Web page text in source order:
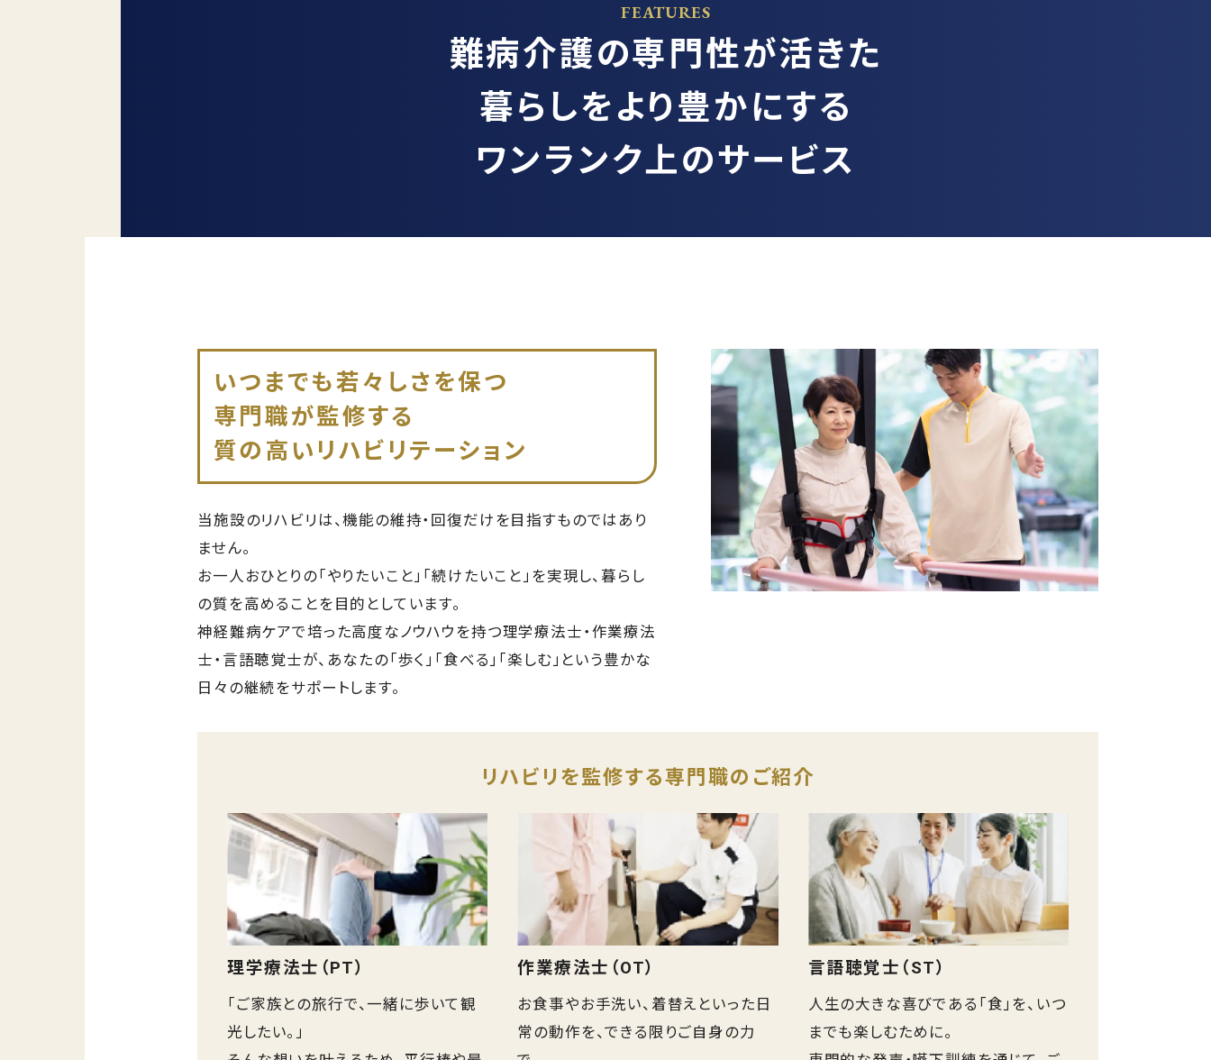
見学予約（無料）
FEATURES
難病介護の専門性が活きた
暮らしをより豊かにする
ワンランク上のサービス
いつまでも若々しさを保つ
専門職が監修する
質の高いリハビリテーション
当施設のリハビリは、機能の維持・回復だけを目指すものではあり
ません。
お一人おひとりの「やりたいこと」「続けたいこと」を実現し、暮らし
の質を高めることを目的としています。
神経難病ケアで培った高度なノウハウを持つ理学療法士・作業療法
士・言語聴覚士が、あなたの「歩く」「食べる」「楽しむ」という豊かな
日々の継続をサポートします。
リハビリを監修する専門職のご紹介
理学療法士（PT）
「ご家族との旅行で、一緒に歩いて観
光したい。」
作業療法士（OT）
お食事やお手洗い、着替えといった日
常の動作を、できる限りご自身の力
言語聴覚士（ST）
人生の大きな喜びである「食」を、いつ
までも楽しむために。